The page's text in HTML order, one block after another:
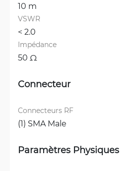
10 m
VSWR
< 2.0
Impédance
50 Ω
Connecteur
Connecteurs RF
(1) SMA Male
Paramètres Physiques